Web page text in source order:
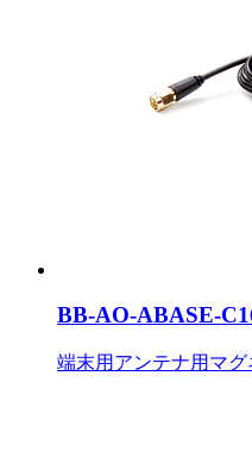
BB-AO-ABASE-
端末用アンテナ用マ